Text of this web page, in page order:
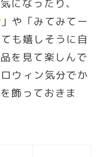
になったり、
」や「みてみてー
も嬉しそうに自
を見て楽しんで
ウィン気分でか
飾っておきま